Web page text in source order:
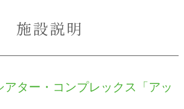
施設説明
アター・コンプレックス「アッ